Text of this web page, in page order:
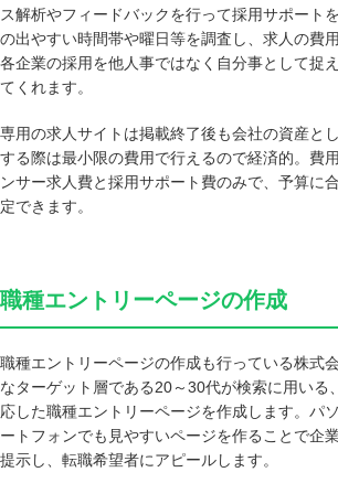
ス解析やフィードバックを行って採用サポート
の出やすい時間帯や曜日等を調査し、求人の費
各企業の採用を他人事ではなく自分事として捉
てくれます。
専用の求人サイトは掲載終了後も会社の資産と
する際は最小限の費用で行えるので経済的。費
ンサー求人費と採用サポート費のみで、予算に
定できます。
職種エントリーページの作成
職種エントリーページの作成も行っている株式
なターゲット層である20～30代が検索に用いる
応した職種エントリーページを作成します。パ
ートフォンでも見やすいページを作ることで企
提示し、転職希望者にアピールします。